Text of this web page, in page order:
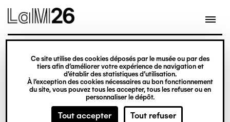
Gestion des cookies
Ce site utilise des cookies déposés par le musée ou par des
tiers afin d’améliorer votre expérience de navigation et
d’établir des statistiques d’utilisation.
À l’exception des cookies nécessaires au bon fonctionnement
du site, vous pouvez tous les accepter, tous les refuser ou en
personnaliser le dépôt.
Tout accepter Tout refuser
contenu